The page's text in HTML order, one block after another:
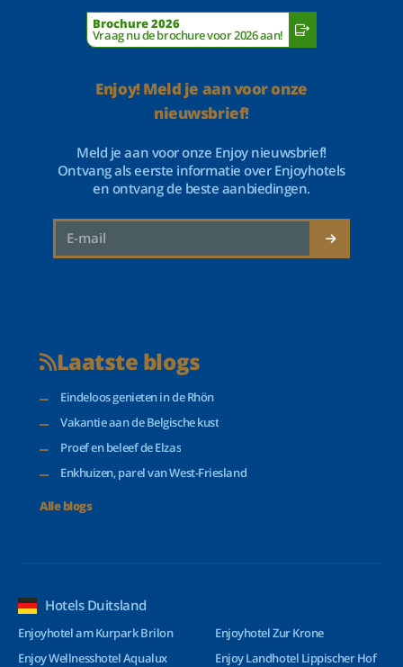
Brochure 2026
Vraag nu de brochure voor 2026 aan!
Enjoy! Meld je aan voor onze
nieuwsbrief!
Meld je aan voor onze Enjoy nieuwsbrief!
Ontvang als eerste informatie over Enjoyhotels
en ontvang de beste aanbiedingen.
Laatste blogs
Eindeloos genieten in de Rhön
Vakantie aan de Belgische kust
Proef en beleef de Elzas
Enkhuizen, parel van West-Friesland
Alle blogs
Hotels Duitsland
Enjoyhotel am Kurpark Brilon
Enjoy Wellnesshotel Aqualux
Enjoyhotel Zur Krone
Enjoy Landhotel Lippischer Hof